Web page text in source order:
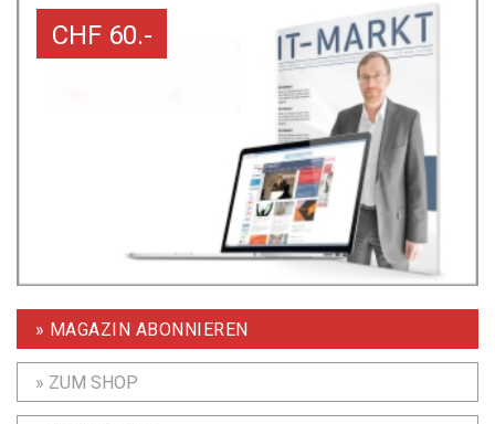
CHF 60.-
» MAGAZIN ABONNIEREN
» ZUM SHOP